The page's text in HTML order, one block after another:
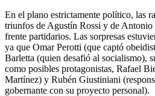
En el plano estrictamente político, las
triunfos de Agustín Rossi y de
frente partidarios. Las sorpresas
ya que Omar Perotti (que captó
Barletta (quien desafió al socialismo),
como posibles protagonistas, Rafael
Martínez) y Rubén Giustiniani
gobernante con su proyecto personal).